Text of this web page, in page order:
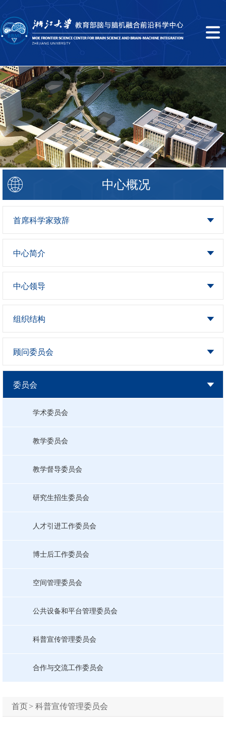
中心概况
首席科学家致辞
中心简介
中心领导
组织结构
顾问委员会
委员会
学术委员会
教学委员会
教学督导委员会
研究生招生委员会
人才引进工作委员会
博士后工作委员会
空间管理委员会
公共设备和平台管理委员会
科普宣传管理委员会
合作与交流工作委员会
首页> 科普宣传管理委员会